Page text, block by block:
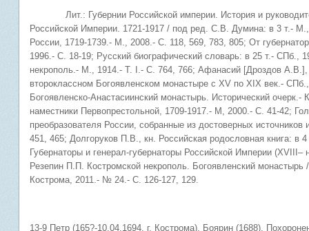
Лит.: Губернии Российской империи. История и
Российской Империи. 1721-1917 / под ред. С.В. Думина: в 3 т.-
России, 1719-1739.- М., 2008.- С. 118, 569, 783, 805; От
1996.- С. 18-19; Русский биографический словарь: в 25 т.- СПб.,
некрополь.- М., 1914.- Т. I.- С. 764, 766; Афанасий [Дроздов А.В.],
второклассном Богоявленском монастыре с XV по XIX век.-
Богоявленско-Анастасиинский монастырь. Исторический
наместники Первопрестольной, 1709-1917.- М, 2000.- С. 41-42;
преобразователя России, собранные из достоверных
451, 465; Долгоруков П.В., кн. Российская родословная
Губернаторы и генерал-губернаторы Российской Империи
Резепин П.П. Костромской некрополь. Богоявленский
Кострома, 2011.- № 24.- С. 126-127, 129.
13-9 Петр (165?-10.04.1694, г. Кострома). Боярин (1688).